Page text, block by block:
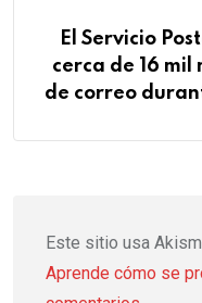
El Servicio
cerca de 16 mil
de correo
Este sitio usa
Aprende cómo se